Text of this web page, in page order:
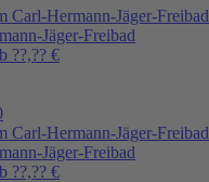
Carl-Hermann-Jäger-Freibad
Jäger-Freibad
??,?? €
Carl-Hermann-Jäger-Freibad
Jäger-Freibad
??,?? €